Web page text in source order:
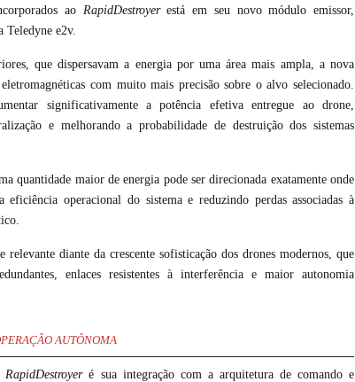
ao RapidDestroyerestá em seu novo módulo emissor,
Teledyne e2v.
que dispersavam a energia por uma área mais ampla, a nova
com muito mais precisão sobre o alvo selecionado.
significativamente a potência efetiva entregue ao drone,
e melhorando a probabilidade de destruição dos sistemas
quantidade maior de energia pode ser direcionada exatamente onde
eficiência operacional do sistema e reduzindo perdas associadas à
relevante diante da crescente sofisticação dos drones modernos, que
enlaces resistentes à interferência e maior autonomia
AUTÔNOMA
RapidDestroyeré sua integração com a arquitetura de comando e